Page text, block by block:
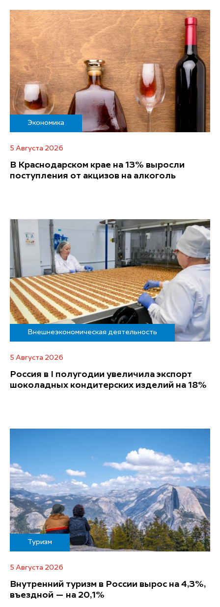
Экономика
5 Августа 2026
В Краснодарском крае на 13% выросли
поступления от акцизов на алкоголь
Внешнеэкономическая деятельность
5 Августа 2026
Россия в I полугодии увеличила экспорт
шоколадных кондитерских изделий на 18%
Туризм
5 Августа 2026
Внутренний туризм в России вырос на 4,3%,
въездной — на 20,1%